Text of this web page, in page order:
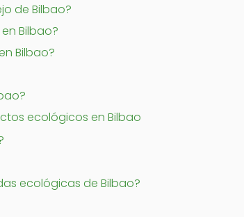
de Bilbao?
Bilbao?
Bilbao?
ecológicos en Bilbao
ecológicas de Bilbao?